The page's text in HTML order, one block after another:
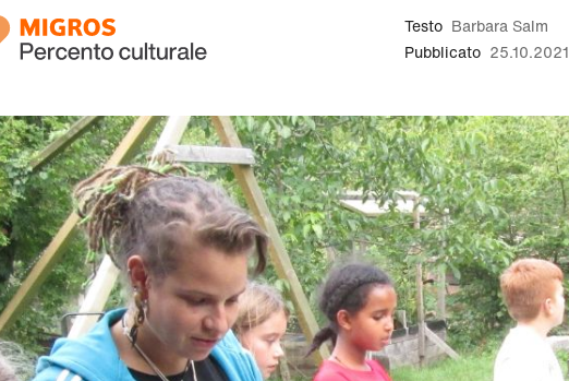
Testo Barbara Salm
Pubblicato 25.10.2021